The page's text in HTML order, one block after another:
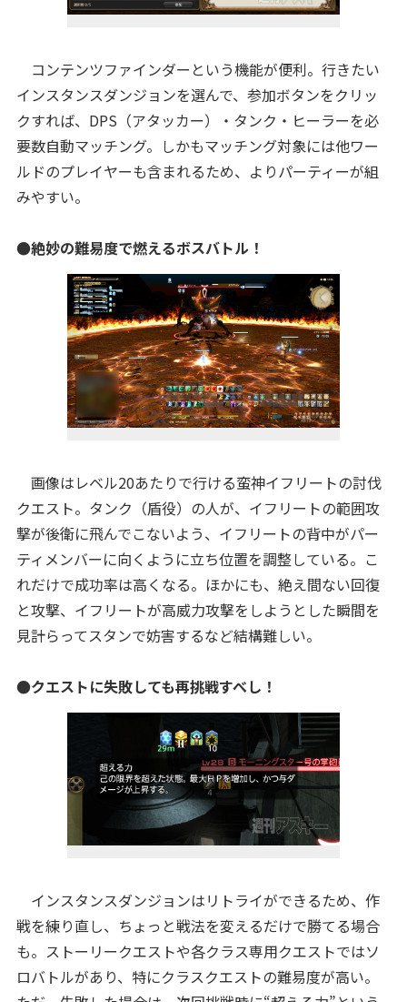
コンテンツファインダーという機能が便利。行きたい
インスタンスダンジョンを選んで、参加ボタンをクリッ
クすれば、DPS（アタッカー）・タンク・ヒーラーを必
要数自動マッチング。しかもマッチング対象には他ワー
ルドのプレイヤーも含まれるため、よりパーティーが組
みやすい。
●絶妙の難易度で燃えるボスバトル！
画像はレベル20あたりで行ける蛮神イフリートの討伐
クエスト。タンク（盾役）の人が、イフリートの範囲攻
撃が後衛に飛んでこないよう、イフリートの背中がパー
ティメンバーに向くように立ち位置を調整している。こ
れだけで成功率は高くなる。ほかにも、絶え間ない回復
と攻撃、イフリートが高威力攻撃をしようとした瞬間を
見計らってスタンで妨害するなど結構難しい。
●クエストに失敗しても再挑戦すべし！
インスタンスダンジョンはリトライができるため、作
戦を練り直し、ちょっと戦法を変えるだけで勝てる場合
も。ストーリークエストや各クラス専用クエストではソ
ロバトルがあり、特にクラスクエストの難易度が高い。